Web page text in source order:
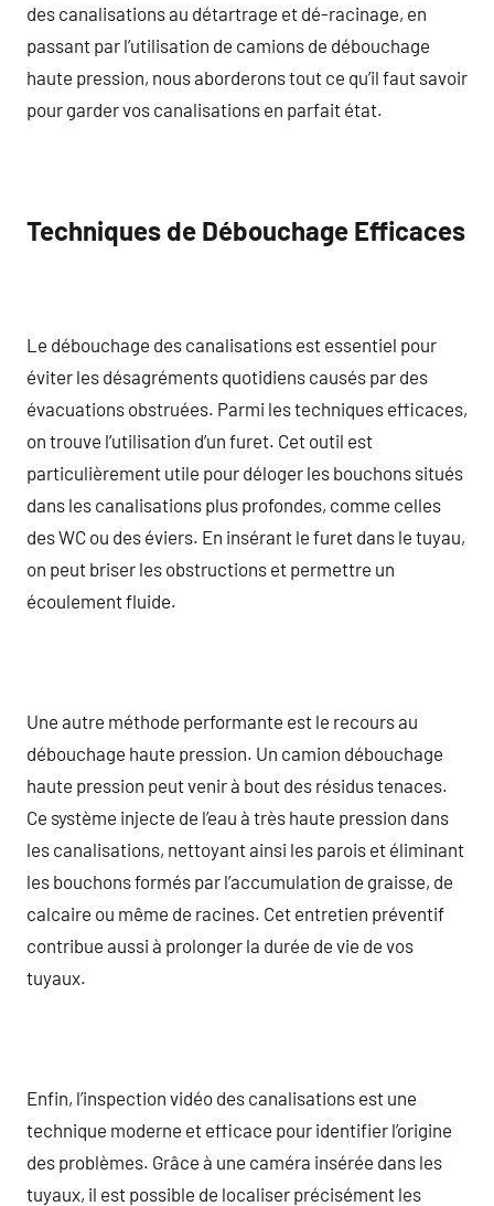
des canalisations au détartrage et dé-racinage, en
passant par l’utilisation de camions de débouchage
haute pression, nous aborderons tout ce qu’il faut savoir
pour garder vos canalisations en parfait état.
Techniques de Débouchage Efficaces
Le débouchage des canalisations est essentiel pour
éviter les désagréments quotidiens causés par des
évacuations obstruées. Parmi les techniques efficaces,
on trouve l’utilisation d’un furet. Cet outil est
particulièrement utile pour déloger les bouchons situés
dans les canalisations plus profondes, comme celles
des WC ou des éviers. En insérant le furet dans le tuyau,
on peut briser les obstructions et permettre un
écoulement fluide.
Une autre méthode performante est le recours au
débouchage haute pression. Un camion débouchage
haute pression peut venir à bout des résidus tenaces.
Ce système injecte de l’eau à très haute pression dans
les canalisations, nettoyant ainsi les parois et éliminant
les bouchons formés par l’accumulation de graisse, de
calcaire ou même de racines. Cet entretien préventif
contribue aussi à prolonger la durée de vie de vos
tuyaux.
Enfin, l’inspection vidéo des canalisations est une
technique moderne et efficace pour identifier l’origine
des problèmes. Grâce à une caméra insérée dans les
tuyaux, il est possible de localiser précisément les